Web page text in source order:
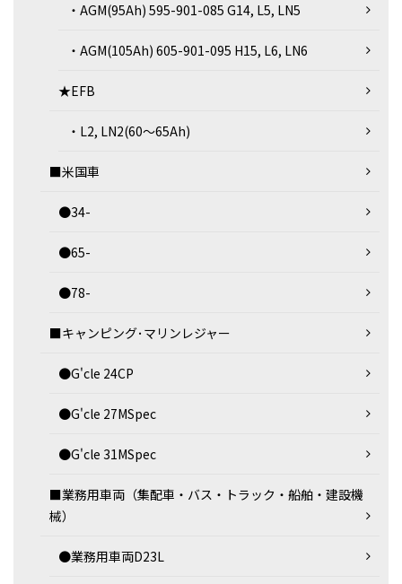
・AGM(95Ah) 595-901-085 G14, L5, LN5
・AGM(105Ah) 605-901-095 H15, L6, LN6
★EFB
・L2, LN2(60～65Ah)
■米国車
●34-
●65-
●78-
■キャンピング･マリンレジャー
●G'cle 24CP
●G'cle 27MSpec
●G'cle 31MSpec
■業務用車両（集配車・バス・トラック・船舶・建設機
械）
●業務用車両D23L